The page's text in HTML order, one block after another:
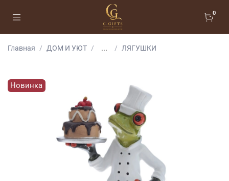
0
Главная ДОМ И УЮТ ... ЛЯГУШКИ
Новинка